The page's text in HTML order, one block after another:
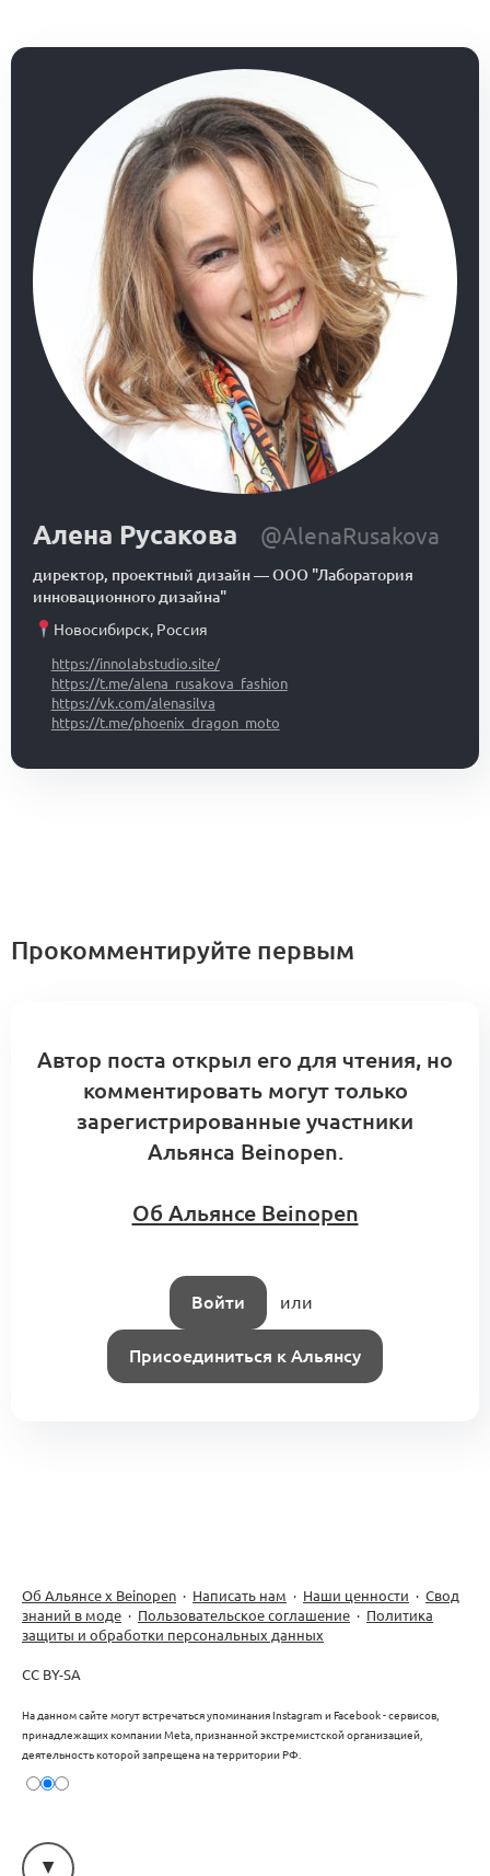
Алена Русакова @AlenaRusakova
директор, проектный дизайн—ООО "Лаборатория
инновационного дизайна"
Новосибирск, Россия
https://innolabstudio.site/
https://t.me/alena_rusakova_fashion
https://vk.com/alenasilva
https://t.me/phoenix_dragon_moto
Прокомментируйте первым
Автор поста открыл его для чтения, но
комментировать могут только
зарегистрированные участники
Альянса Beinopen.
Об Альянсе Beinopen
Войти или
Присоединиться к Альянсу
Об Альянсе х Beinopen · Написать нам · Наши ценности · Свод
знаний в моде · Пользовательское соглашение · Политика
защиты и обработки персональных данных
CC BY-SA
На данном сайте могут встречаться упоминания Instagram и Facebook - сервисов,
принадлежащих компании Meta, признанной экстремистской организацией,
деятельность которой запрещена на территории РФ.